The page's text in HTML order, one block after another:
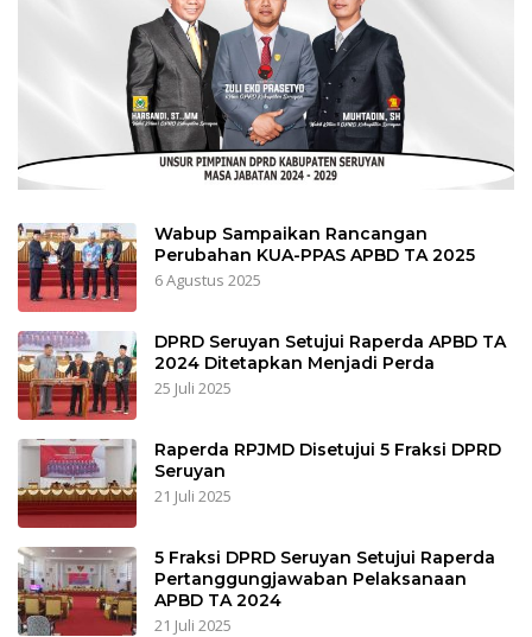
Wabup Sampaikan Rancangan
Perubahan KUA-PPAS APBD TA 2025
6 Agustus 2025
DPRD Seruyan Setujui Raperda APBD TA
2024 Ditetapkan Menjadi Perda
25 Juli 2025
Raperda RPJMD Disetujui 5 Fraksi DPRD
Seruyan
21 Juli 2025
5 Fraksi DPRD Seruyan Setujui Raperda
Pertanggungjawaban Pelaksanaan
APBD TA 2024
21 Juli 2025